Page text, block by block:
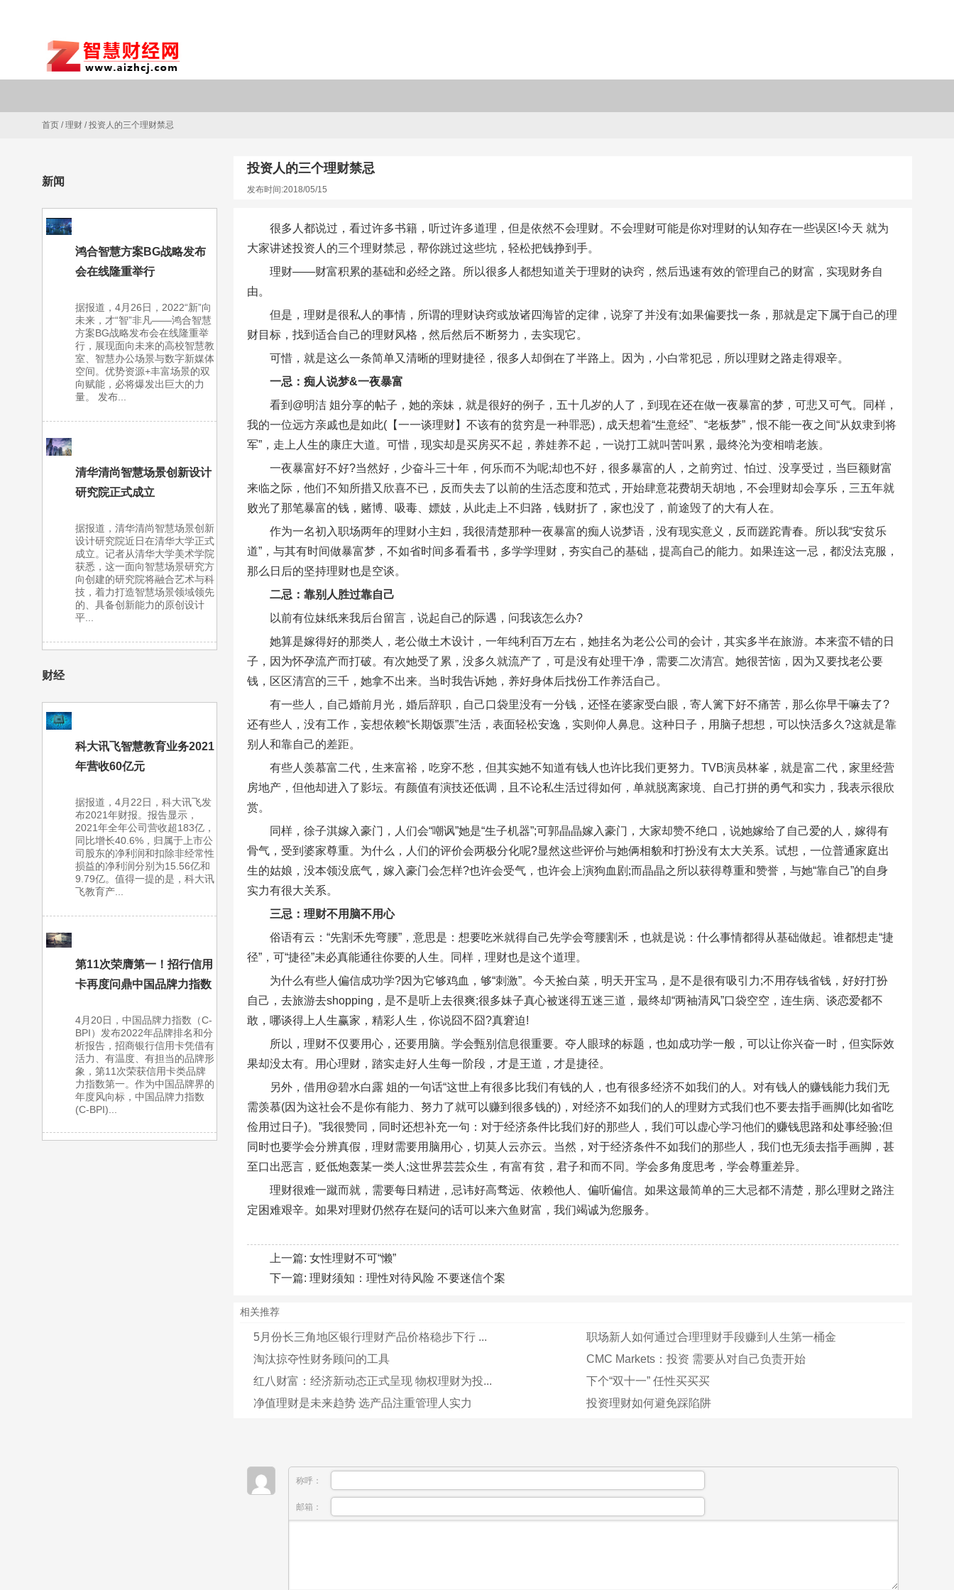
首页 /理财 /投资人的三个理财禁忌
新闻
鸿合智慧方案BG战略发布
会在线隆重举行
据报道，4月26日，2022“新”向
未来，才“智”非凡——鸿合智慧
方案BG战略发布会在线隆重举
行，展现面向未来的高校智慧教
室、智慧办公场景与数字新媒体
空间。优势资源+丰富场景的双
向赋能，必将爆发出巨大的力
量。 发布...
清华清尚智慧场景创新设计
研究院正式成立
据报道，清华清尚智慧场景创新
设计研究院近日在清华大学正式
成立。记者从清华大学美术学院
获悉，这一面向智慧场景研究方
向创建的研究院将融合艺术与科
技，着力打造智慧场景领域领先
的、具备创新能力的原创设计
平...
财经
科大讯飞智慧教育业务2021
年营收60亿元
据报道，4月22日，科大讯飞发
布2021年财报。报告显示，
2021年全年公司营收超183亿，
同比增长40.6%，归属于上市公
司股东的净利润和扣除非经常性
损益的净利润分别为15.56亿和
9.79亿。值得一提的是，科大讯
飞教育产...
第11次荣膺第一！招行信用
卡再度问鼎中国品牌力指数
4月20日，中国品牌力指数（C-
BPI）发布2022年品牌排名和分
析报告，招商银行信用卡凭借有
活力、有温度、有担当的品牌形
象，第11次荣获信用卡类品牌
力指数第一。作为中国品牌界的
年度风向标，中国品牌力指数
(C-BPI)...
投资人的三个理财禁忌
发布时间:2018/05/15
很多人都说过，看过许多书籍，听过许多道理，但是依然不会理财。不会理财可能是你对理财的认知存在一些误区!今天 就为
大家讲述投资人的三个理财禁忌，帮你跳过这些坑，轻松把钱挣到手。
理财——财富积累的基础和必经之路。所以很多人都想知道关于理财的诀窍，然后迅速有效的管理自己的财富，实现财务自
由。
但是，理财是很私人的事情，所谓的理财诀窍或放诸四海皆的定律，说穿了并没有;如果偏要找一条，那就是定下属于自己的理
财目标，找到适合自己的理财风格，然后然后不断努力，去实现它。
可惜，就是这么一条简单又清晰的理财捷径，很多人却倒在了半路上。因为，小白常犯忌，所以理财之路走得艰辛。
一忌：痴人说梦&一夜暴富
看到@明洁 姐分享的帖子，她的亲妹，就是很好的例子，五十几岁的人了，到现在还在做一夜暴富的梦，可悲又可气。同样，
我的一位远方亲戚也是如此(【一一谈理财】‌不该有的贫穷是一种罪恶)，成天想着“生意经”、“老板梦”，恨不能一夜之间“从奴隶到将
军”，走上人生的康庄大道。可惜，现实却是买房买不起，养娃养不起，一说打工就叫苦叫累，最终沦为变相啃老族。
一夜暴富好不好?当然好，少奋斗三十年，何乐而不为呢;却也不好，很多暴富的人，之前穷过、怕过、没享受过，当巨额财富
来临之际，他们不知所措又欣喜不已，反而失去了以前的生活态度和范式，开始肆意花费胡天胡地，不会理财却会享乐，三五年就
败光了那笔暴富的钱，赌博、吸毒、嫖妓，从此走上不归路，钱财折了，家也没了，前途毁了的大有人在。
作为一名初入职场两年的理财小主妇，我很清楚那种一夜暴富的痴人说梦语，没有现实意义，反而蹉跎青春。所以我“安贫乐
道”，与其有时间做暴富梦，不如省时间多看看书，多学学理财，夯实自己的基础，提高自己的能力。如果连这一忌，都没法克服，
那么日后的坚持理财也是空谈。
二忌：靠别人胜过靠自己
以前有位妹纸来我后台留言，说起自己的际遇，问我该怎么办?
她算是嫁得好的那类人，老公做土木设计，一年纯利百万左右，她挂名为老公公司的会计，其实多半在旅游。本来蛮不错的日
子，因为怀孕流产而打破。有次她受了累，没多久就流产了，可是没有处理干净，需要二次清宫。她很苦恼，因为又要找老公要
钱，区区清宫的三千，她拿不出来。当时我告诉她，养好身体后找份工作养活自己。
有一些人，自己婚前月光，婚后辞职，自己口袋里没有一分钱，还怪在婆家受白眼，寄人篱下好不痛苦，那么你早干嘛去了?
还有些人，没有工作，妄想依赖“长期饭票”生活，表面轻松安逸，实则仰人鼻息。这种日子，用脑子想想，可以快活多久?这就是靠
别人和靠自己的差距。
有些人羡慕富二代，生来富裕，吃穿不愁，但其实她不知道有钱人也许比我们更努力。TVB演员林峯，就是富二代，家里经营
房地产，但他却进入了影坛。有颜值有演技还低调，且不论私生活过得如何，单就脱离家境、自己打拼的勇气和实力，我表示很欣
赏。
同样，徐子淇嫁入豪门，人们会“嘲讽”她是“生子机器”;可郭晶晶嫁入豪门，大家却赞不绝口，说她嫁给了自己爱的人，嫁得有
骨气，受到婆家尊重。为什么，人们的评价会两极分化呢?显然这些评价与她俩相貌和打扮没有太大关系。试想，一位普通家庭出
生的姑娘，没本领没底气，嫁入豪门会怎样?也许会受气，也许会上演狗血剧;而晶晶之所以获得尊重和赞誉，与她“靠自己”的自身
实力有很大关系。
三忌：理财不用脑不用心
俗语有云：“先割禾先弯腰”，意思是：想要吃米就得自己先学会弯腰割禾，也就是说：什么事情都得从基础做起。谁都想走“捷
径”，可“捷径”未必真能通往你要的人生。同样，理财也是这个道理。
为什么有些人偏信成功学?因为它够鸡血，够“刺激”。今天捡白菜，明天开宝马，是不是很有吸引力;不用存钱省钱，好好打扮
自己，去旅游去shopping，是不是听上去很爽;很多妹子真心被迷得五迷三道，最终却“两袖清风”口袋空空，连生病、谈恋爱都不
敢，哪谈得上人生赢家，精彩人生，你说囧不囧?真窘迫!
所以，理财不仅要用心，还要用脑。学会甄别信息很重要。夺人眼球的标题，也如成功学一般，可以让你兴奋一时，但实际效
果却没太有。用心理财，踏实走好人生每一阶段，才是王道，才是捷径。
另外，借用@碧水白露 姐的一句话“这世上有很多比我们有钱的人，也有很多经济不如我们的人。对有钱人的赚钱能力我们无
需羡慕(因为这社会不是你有能力、努力了就可以赚到很多钱的)，对经济不如我们的人的理财方式我们也不要去指手画脚(比如省吃
俭用过日子)。”我很赞同，同时还想补充一句：对于经济条件比我们好的那些人，我们可以虚心学习他们的赚钱思路和处事经验;但
同时也要学会分辨真假，理财需要用脑用心，切莫人云亦云。当然，对于经济条件不如我们的那些人，我们也无须去指手画脚，甚
至口出恶言，贬低炮轰某一类人;这世界芸芸众生，有富有贫，君子和而不同。学会多角度思考，学会尊重差异。
理财很难一蹴而就，需要每日精进，忌讳好高骛远、依赖他人、偏听偏信。如果这最简单的三大忌都不清楚，那么理财之路注
定困难艰辛。如果对理财仍然存在疑问的话可以来六鱼财富，我们竭诚为您服务。
上一篇: 女性理财不可“懒”
下一篇: 理财须知：理性对待风险 不要迷信个案
相关推荐
5月份长三角地区银行理财产品价格稳步下行 ...
职场新人如何通过合理理财手段赚到人生第一桶金
淘汰掠夺性财务顾问的工具
CMC Markets：投资 需要从对自己负责开始
红八财富：经济新动态正式呈现 物权理财为投...
下个“双十一” 任性买买买
净值理财是未来趋势 选产品注重管理人实力
投资理财如何避免踩陷阱
称呼：
邮箱：